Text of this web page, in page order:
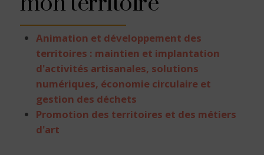
Animation et développement des
territoires : maintien et implantation
d'activités artisanales, solutions
numériques, économie circulaire et
gestion des déchets
Promotion des territoires et des métiers
d'art